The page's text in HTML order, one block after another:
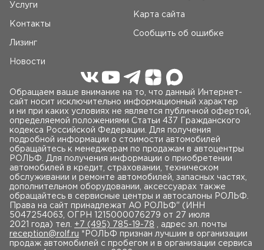
Услуги
Контакты
Лизинг
Новости
Карта сайта
Сообщить об ошибке
Обращаем ваше внимание на то, что данный Интернет-
сайт носит исключительно информационный характер
и ни при каких условиях не является публичной офертой,
определяемой положениями Статьи 437 Гражданского
кодекса Российской Федерации. Для получения
подробной информации о стоимости автомобилей
обращайтесь к менеджерам по продажам в автоцентры
РОЛЬФ. Для получения информации о приобретении
автомобилей в кредит, страховании, техническом
обслуживании и ремонте автомобилей, запасных частях,
дополнительном оборудовании, аксессуарах также
обращайтесь в сервисные центры и автосалоны РОЛЬФ.
Права на сайт принадлежат AO РОЛЬФ" (ИНН
5047254063, ОГРН 1215000076279 от 27 июля
2021 года) тел. +7 (495) 785-19-78 , адрес эл. почты
reception@rolf.ru *РОЛЬФ признан лучшим в организации
продаж автомобилей с пробегом и в организации сервиса